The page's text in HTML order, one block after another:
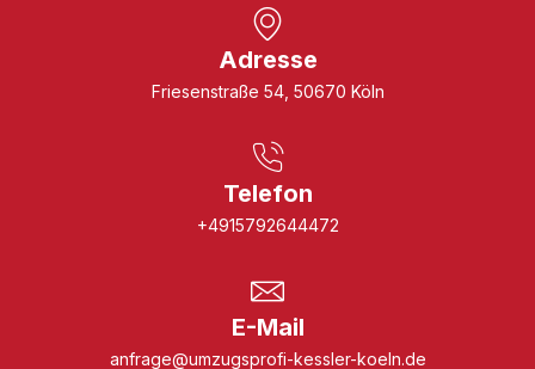
Adresse
Friesenstraße 54, 50670 Köln
Telefon
+4915792644472
E-Mail
anfrage@umzugsprofi-kessler-koeln.de